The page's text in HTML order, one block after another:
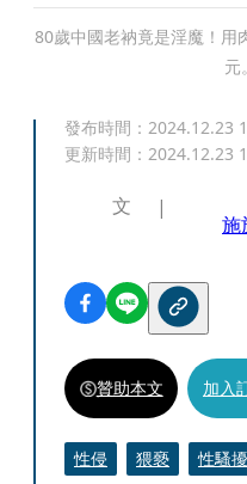
80歲中國老衲竟是淫魔！用
元
發布時間： 2024.12.23
更新時間： 2024.12.23
文
施
贊助本文 加入
性侵 猥褻 性騷擾